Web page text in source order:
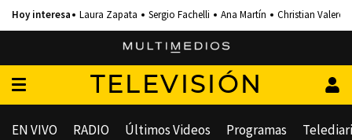
Laura Zapata Sergio Fachelli Ana Martín Christian Valero
TELEVISIÓN
EN VIVO RADIO Últimos Videos Programas